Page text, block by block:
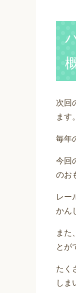
次回
ます。
毎年
今回
のお
レー
かん
また
とが
たく
しま